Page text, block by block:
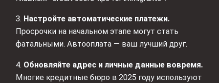
3. Настройте автоматические платежи.
Просрочки на начальном этапе могут стать
фатальными. Автооплата — ваш лучший друг.
4. Обновляйте адрес и личные данные вовремя.
Многие кредитные бюро в 2025 году используют